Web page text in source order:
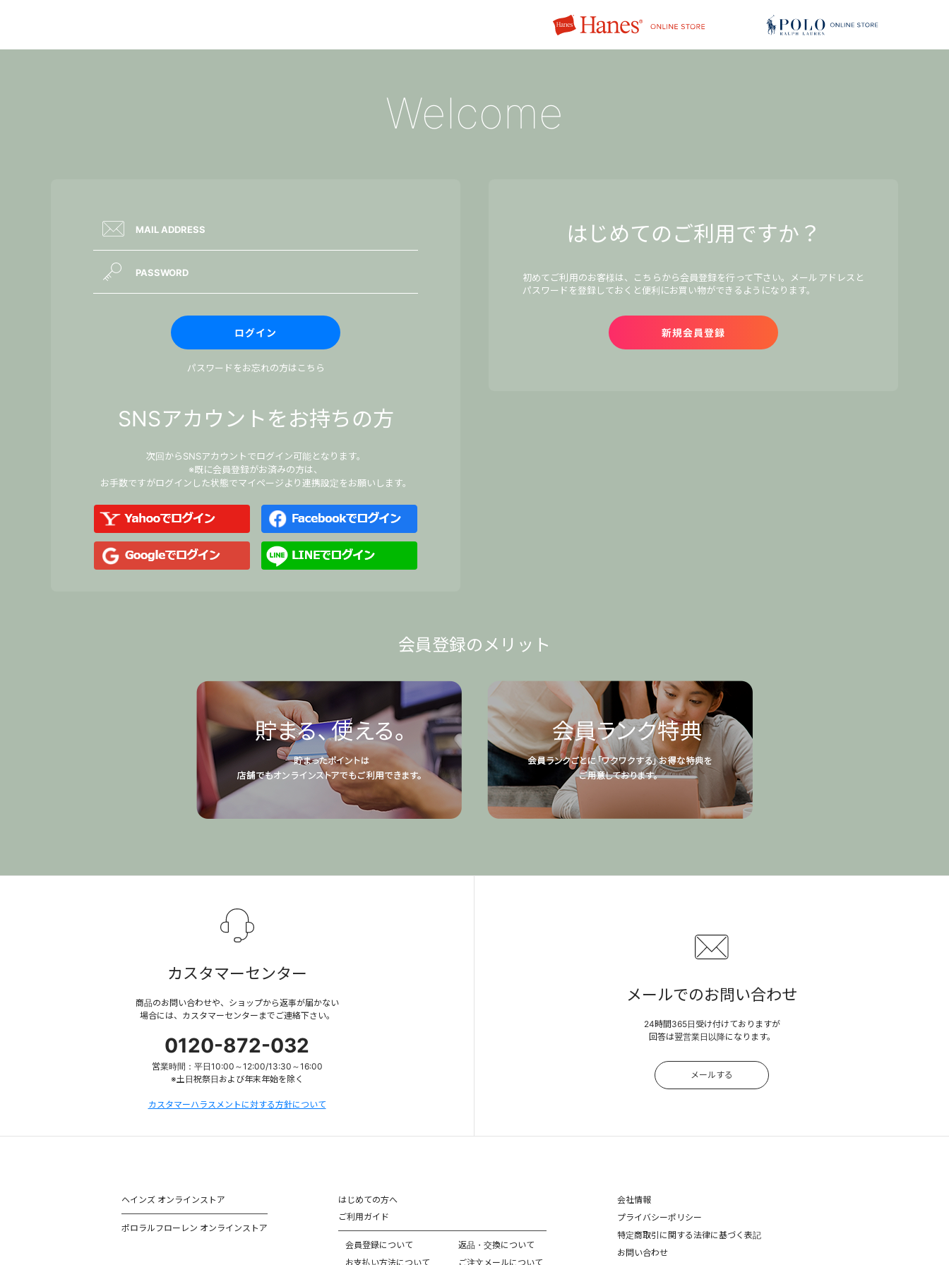
Welcome
パスワードをお忘れの方はこちら
SNSアカウントをお持ちの方
次回からSNSアカウントでログイン可能となります。
※既に会員登録がお済みの方は、
お手数ですがログインした状態でマイページより連携設定をお願いします。
はじめてのご利用ですか？
初めてご利用のお客様は、こちらから会員登録を行って下さい。メールアドレスと
パスワードを登録しておくと便利にお買い物ができるようになります。
会員登録のメリット
カスタマーセンター
商品のお問い合わせや、ショップから返事が届かない
場合には、カスタマーセンターまでご連絡下さい。
0120-872-032
営業時間：平日10:00～12:00/13:30～16:00
※土日祝祭日および年末年始を除く
カスタマーハラスメントに対する方針について
メールでのお問い合わせ
24時間365日受け付けておりますが
回答は翌営業日以降になります。
メールする
ヘインズ オンラインストア
ポロラルフローレン オンラインストア
はじめての方へ
ご利用ガイド
会員登録について
お支払い方法について
返品・交換について
ご注文メールについて
会社情報
プライバシーポリシー
特定商取引に関する法律に基づく表記
お問い合わせ